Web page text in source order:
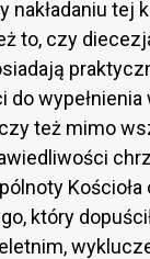
nakładaniu tej
to, czy
do wypełnienia
też mimo
Kościoła
który